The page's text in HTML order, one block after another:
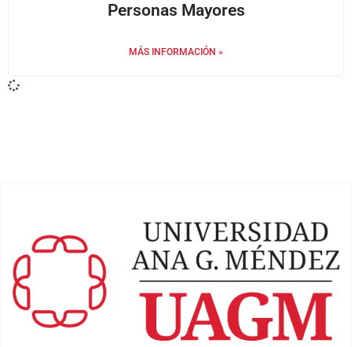
Personas Mayores
MÁS INFORMACIÓN »